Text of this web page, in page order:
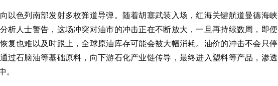
以色列南部发射多枚弹道导弹。随着胡塞武装入场，红海关键航道曼德海峡
析人士警告，这场冲突对油市的冲击正在不断放大，一旦再持续数周，即便
复也难以及时跟上，全球原油库存可能会被大幅消耗。油价的冲击不会只停
过石脑油等基础原料，向下游石化产业链传导，最终进入塑料等产品，渗透
。